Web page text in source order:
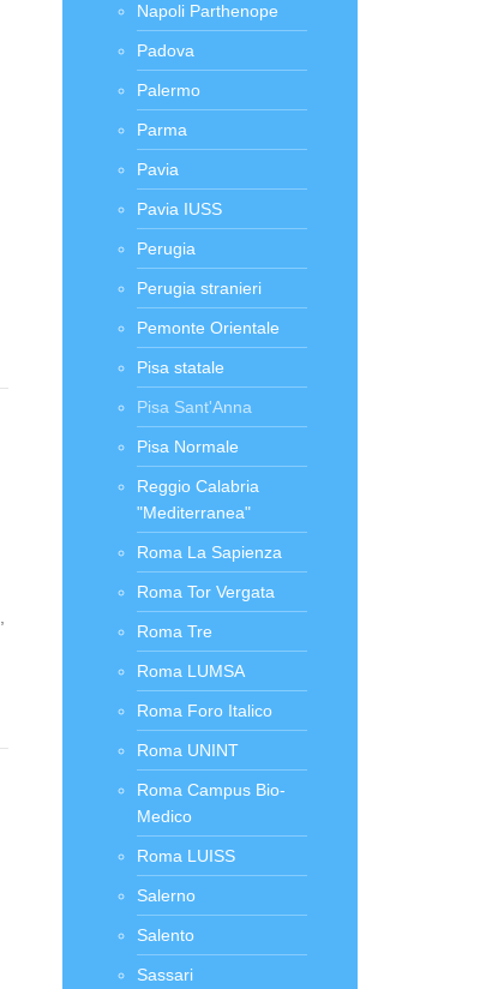
Napoli Parthenope
Padova
Palermo
Parma
Pavia
Pavia IUSS
Perugia
Perugia stranieri
Pemonte Orientale
Pisa statale
Pisa Sant'Anna
Pisa Normale
Reggio Calabria
"Mediterranea"
Roma La Sapienza
Roma Tor Vergata
Roma Tre
Roma LUMSA
Roma Foro Italico
Roma UNINT
Roma Campus Bio-
Medico
Roma LUISS
Salerno
Salento
Sassari